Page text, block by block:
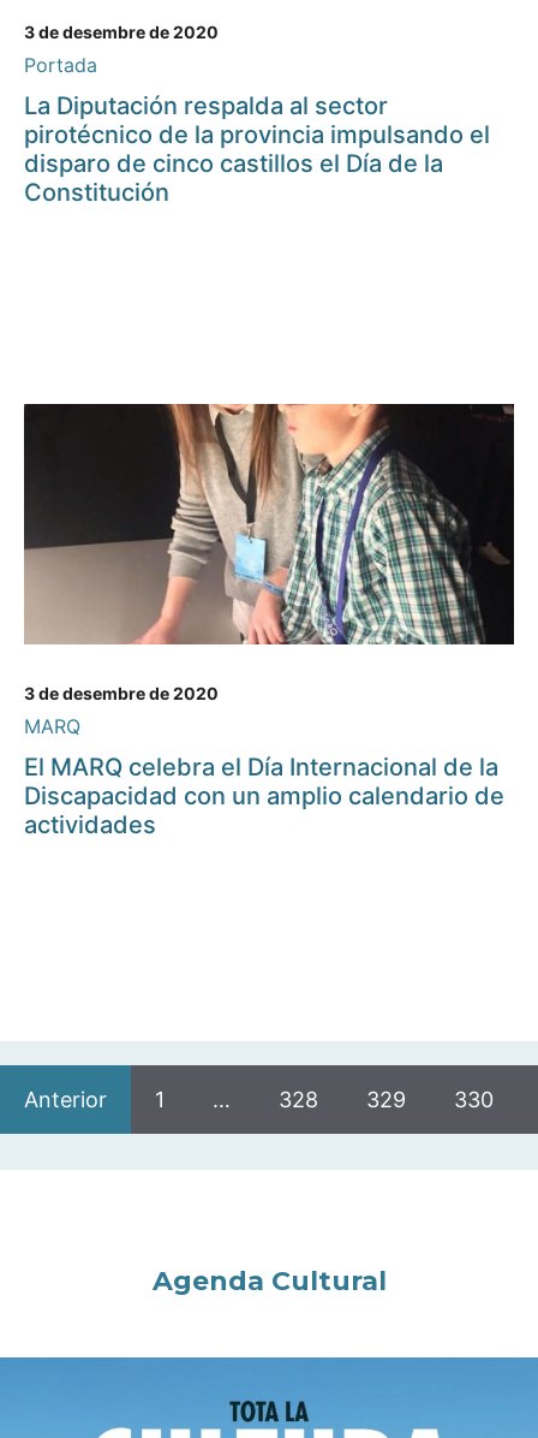
3 de desembre de 2020
Portada
La Diputación respalda al sector
pirotécnico de la provincia impulsando el
disparo de cinco castillos el Día de la
Constitución
3 de desembre de 2020
MARQ
El MARQ celebra el Día Internacional de la
Discapacidad con un amplio calendario de
actividades
Anterior 1 … 328 329 330
Agenda Cultural